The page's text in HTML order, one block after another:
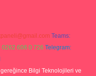
Teams:
0262 606 0 726 Telegram:
Bilgi Teknolojileri ve